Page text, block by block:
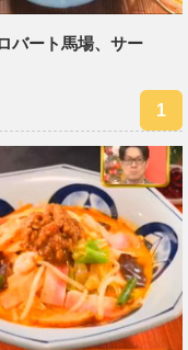
バート馬場、サー